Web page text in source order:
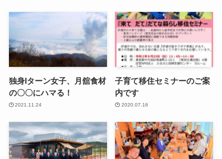
独身Iターン女子、月舘食材
の〇〇にハマる！
2021.11.24
子育て移住セミナーのご案
内です
2020.07.16